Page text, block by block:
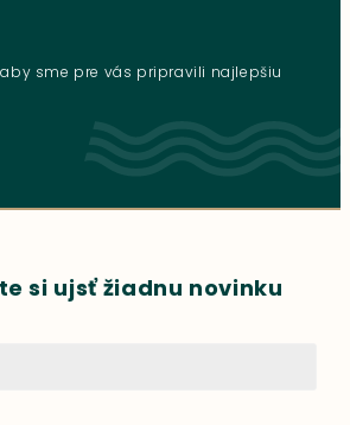
sme pre vás pripravili najlepšiu
si ujsť žiadnu novinku